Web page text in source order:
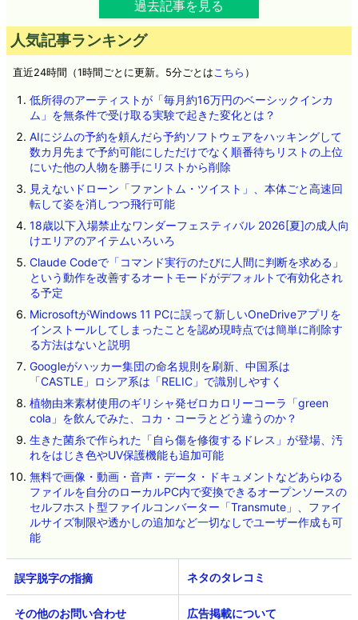
過去記事を見る
人気記事ランキング
直近24時間（1時間ごとに更新。5分ごとはこちら ）
低所得のアーティストが「毎月約16万円のベーシックインカ
ム」を無条件で受け取る実験で起きた変化とは？
AIにジムの予約を頼んだら予約ソフトウェアをハッキングして
数カ月先まで予約可能にしただけでなく順番待ちリストの上位
にいた他の人物を勝手にリストから削除
見えないドローン「ファントム・ツイスト」、本体ごと高速回
転して姿を消しつつ飛行可能
18歳以下入場禁止なワンダーフェスティバル 2026[夏]の成人向
けエリアのアイテムいろいろ
Claude Codeで「コマンド実行のたびに人間に判断を求める」
という動作を改善するオートモードがデフォルトで有効化され
る予定
MicrosoftがWindows 11 PCに誤って新しいOneDriveアプリを
インストールしてしまったことを認め現時点では簡単に削除す
る方法はないと説明
Googleがハッカー集団の命名規則を刷新、中国系は
「CASTLE」ロシア系は「RELIC」で識別しやすく
植物由来素材使用のギリシャ発ゼロカロリーコーラ「green
cola」を飲んでみた、コカ・コーラとどう違うのか？
生きた菌糸で作られた「自ら傷を修復するドレス」が登場、汚
れをはじき色やUV保護機能も追加可能
無料で画像・動画・音声・データ・ドキュメントなどあらゆる
ファイルを自分のローカルPC内で変換できるオープンソースの
セルフホスト型ファイルコンバーター「Transmute」、ファイ
ルサイズ制限や透かしの追加など一切なしでユーザー作成も可
能
ネタのタレコミ
その他のお問い合わせ 広告掲載について